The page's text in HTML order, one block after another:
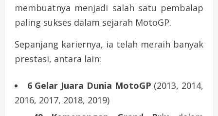
membuatnya menjadi salah satu pembalap
paling sukses dalam sejarah MotoGP.
Sepanjang kariernya, ia telah meraih banyak
prestasi, antara lain:
6 Gelar Juara Dunia MotoGP (2013, 2014,
2016, 2017, 2018, 2019)